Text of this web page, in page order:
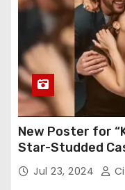
New Poster for
Star-Studded
Taapsee Pannu,
Jul 23, 2024